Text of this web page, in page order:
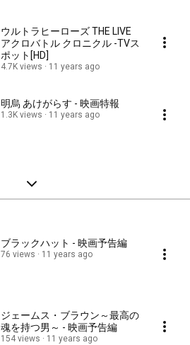
ウルトラヒーローズ THE LIVE
アクロバトル クロニクル -TVス
ポット[HD]
4.7K views 11 years ago
明烏 あけがらす - 映画特報
1.3K views 11 years ago
ブラックハット - 映画予告編
76 views 11 years ago
ジェームス・ブラウン～最高の
魂を持つ男～ - 映画予告編
154 views 11 years ago